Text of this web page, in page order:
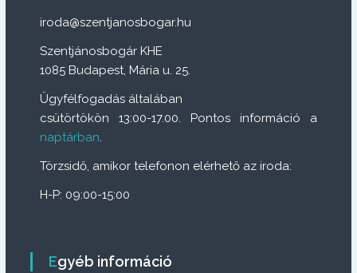
iroda@szentjanosbogar.hu
Szentjánosbogár KHE
1085 Budapest, Mária u. 25.
Ügyfélfogadás általában
csütörtökön 13:00-17.00. Pontos információ a
naptárban.
Törzsidő, amikor telefonon elérhető az iroda:
H-P: 09:00-15:00
Egyéb információ